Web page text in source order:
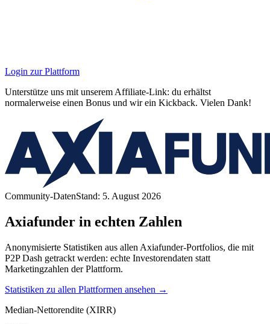
Login zur Plattform
Unterstütze uns mit unserem Affiliate-Link: du erhältst
normalerweise einen Bonus und wir ein Kickback. Vielen Dank!
Community-DatenStand: 5. August 2026
Axiafunder in echten Zahlen
Anonymisierte Statistiken aus allen Axiafunder-Portfolios, die mit
P2P Dash getrackt werden: echte Investorendaten statt
Marketingzahlen der Plattform.
Statistiken zu allen Plattformen ansehen →
Median-Nettorendite (XIRR)